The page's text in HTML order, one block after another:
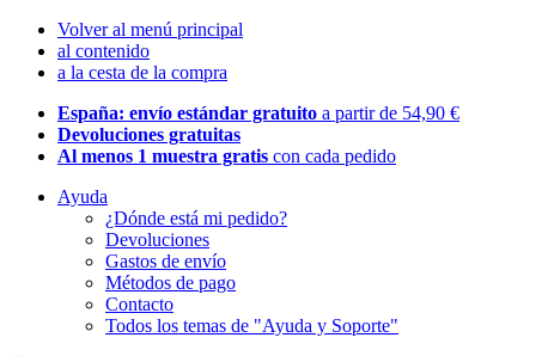
Volver al menú principal
al contenido
a la cesta de la compra
España: envío estándar gratuito a partir de 54,90 €
Devoluciones gratuitas
Al menos 1 muestra gratis con cada pedido
Ayuda
¿Dónde está mi pedido?
Devoluciones
Gastos de envío
Métodos de pago
Contacto
Todos los temas de "Ayuda y Soporte"